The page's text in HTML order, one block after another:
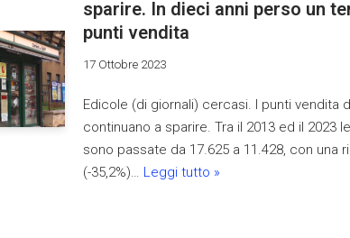
sparire. In dieci anni perso un
punti vendita
17 Ottobre 2023
Edicole (di giornali) cercasi. I punti vendita
continuano a sparire. Tra il 2013 ed il 2023
sono passate da 17.625 a 11.428, con una
(-35,2%)… Leggi tutto »